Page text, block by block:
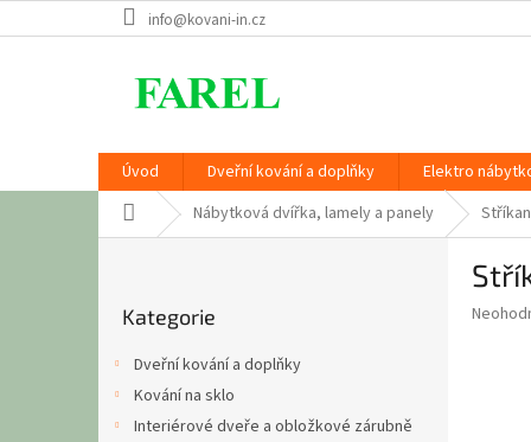
na
info@kovani-in.cz
Úvod Dveřní kování a doplňky Elektro
Domů Nábytková dvířka, lamely a panely
kategorie
Kategorie
Dveřní kování a doplňky
Kování na sklo
Interiérové dveře a obložkové zárubně